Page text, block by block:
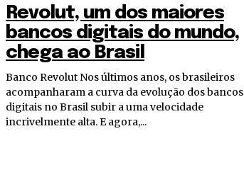
Revolut, um dos maiores
bancos digitais do mundo,
chega ao Brasil
Banco Revolut Nos últimos anos, os brasileiros
acompanharam a curva da evolução dos bancos
digitais no Brasil subir a uma velocidade
incrivelmente alta. E agora,...